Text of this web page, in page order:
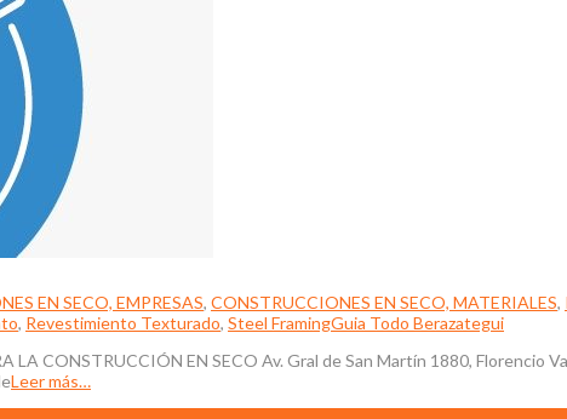
EN SECO, EMPRESAS, CONSTRUCCIONES EN SECO, MATERIALES,
, Revestimiento Texturado, Steel FramingGuia Todo Berazategui
LA CONSTRUCCIÓN EN SECO Av. Gral de San Martín 1880, Florencio
Leer más…